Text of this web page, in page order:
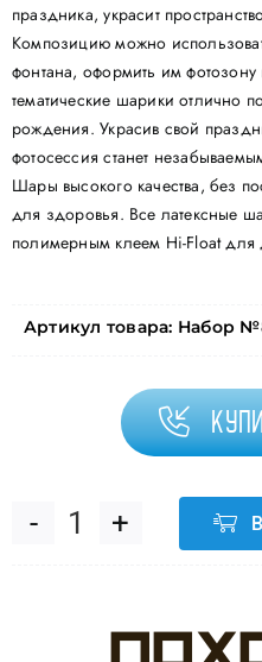
праздника, украсит
Композицию можно
фонтана, оформить им
тематические шарики отлично
рождения. Украсив свой
фотосессия станет
Шары высокого качества, без
для здоровья. Все латексные
полимерным клеем Hi-Float для
Артикул товара: Набор
Количество
Набор